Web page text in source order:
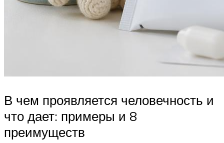
В чем проявляется человечность и
что дает: примеры и 8
преимуществ